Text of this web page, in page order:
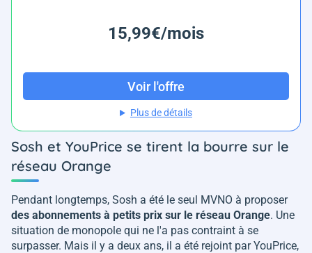
15,99€/mois
Voir l'offre
Plus de détails
Sosh et YouPrice se tirent la bourre sur le
réseau Orange
Pendant longtemps, Sosh a été le seul MVNO à proposer
des abonnements à petits prix sur le réseau Orange. Une
situation de monopole qui ne l'a pas contraint à se
surpasser. Mais il y a deux ans, il a été rejoint par YouPrice,